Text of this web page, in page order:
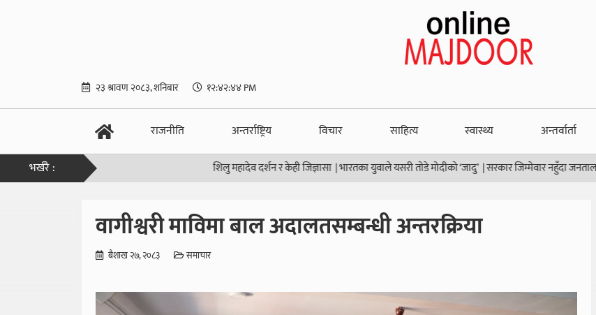
२३ श्रावण २०८३, शनिबार १२:४२:४५ PM
राजनीति अन्तर्राष्ट्रिय विचार साहित्य स्वास्थ्य अन्तर्वार्ता
भर्खरै :
शिलु महादेव दर्शन र केही जिज्ञासा |भारतका युवाले यसरी तोडे मोदीको ‘जादु’ |सरकार जिम्मेवार नहुँदा जनतालाई सकस
वागीश्वरी माविमा बाल अदालतसम्बन्धी अन्तरक्रिया
बैशाख २७, २०८३ समाचार